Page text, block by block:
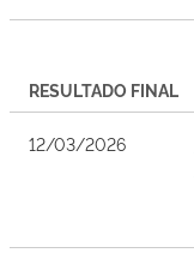
RESULTADO FINAL
12/03/2026